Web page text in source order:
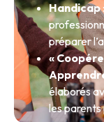
Handicap
préparer
«
élaborés
les